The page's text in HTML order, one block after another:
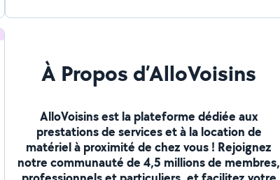
À Propos d’AlloVoisins
AlloVoisins est la plateforme dédiée aux
prestations de services et à la location de
matériel à proximité de chez vous ! Rejoignez
notre communauté de 4,5 millions de membres,